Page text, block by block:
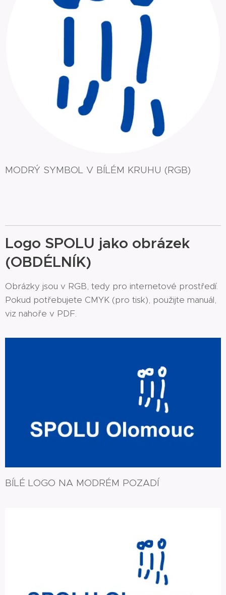
MODRÝ SYMBOL V BÍLÉM KRUHU (RGB)
Logo SPOLU jako obrázek
(OBDÉLNÍK)
Obrázky jsou v RGB, tedy pro internetové prostředí.
Pokud potřebujete CMYK (pro tisk), použijte manuál,
viz nahoře v PDF.
BÍLÉ LOGO NA MODRÉM POZADÍ